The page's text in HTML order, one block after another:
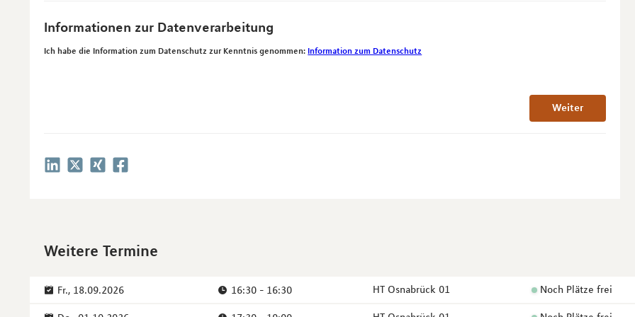
Informationen zur Datenverarbeitung
Ich habe die Information zum Datenschutz zur Kenntnis genommen:Information zum Datenschutz
Weiter
Weitere Termine
Fr., 18.09.2026 16:30 - 16:30 HT Osnabrück 01 Noch Plätze frei